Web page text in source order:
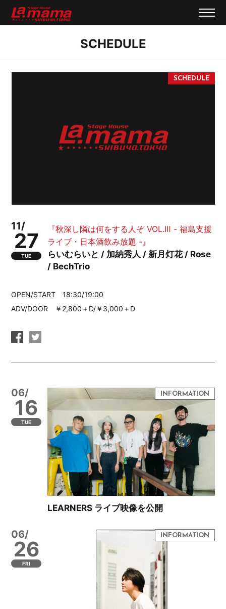
SCHEDULE
11/
27
TUE
『秋深し隣は何をする人ぞ VOL.Ⅲ - 福島支援
ライブ・日本酒飲み放題 -』
らいむらいと / 加納秀人 / 新月灯花 / Rose
/ BechTrio
OPEN/START 18:30/19:00
ADV/DOOR ￥2,800＋D/￥3,000＋D
06/
16
TUE
LEARNERS ライブ映像を公開
06/
26
FRI